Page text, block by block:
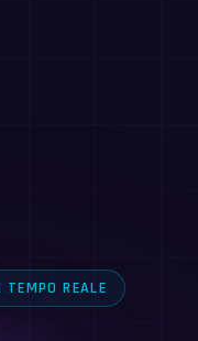
REALE